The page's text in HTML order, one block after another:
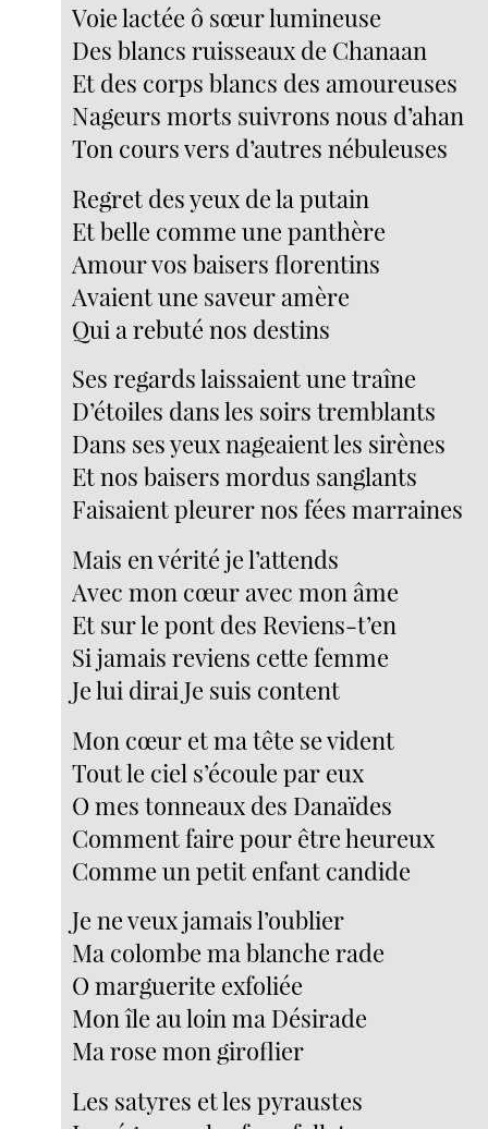
Voie lactée ô sœur lumineuse
Des blancs ruisseaux de Chanaan
Et des corps blancs des amoureuses
Nageurs morts suivrons nous d’ahan
Ton cours vers d’autres nébuleuses
Regret des yeux de la putain
Et belle comme une panthère
Amour vos baisers florentins
Avaient une saveur amère
Qui a rebuté nos destins
Ses regards laissaient une traîne
D’étoiles dans les soirs tremblants
Dans ses yeux nageaient les sirènes
Et nos baisers mordus sanglants
Faisaient pleurer nos fées marraines
Mais en vérité je l’attends
Avec mon cœur avec mon âme
Et sur le pont des Reviens-t’en
Si jamais reviens cette femme
Je lui dirai Je suis content
Mon cœur et ma tête se vident
Tout le ciel s’écoule par eux
O mes tonneaux des Danaïdes
Comment faire pour être heureux
Comme un petit enfant candide
Je ne veux jamais l’oublier
Ma colombe ma blanche rade
O marguerite exfoliée
Mon île au loin ma Désirade
Ma rose mon giroflier
Les satyres et les pyraustes